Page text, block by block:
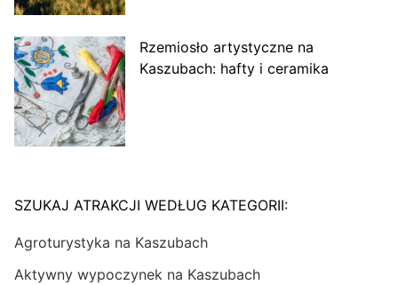
Rzemiosło artystyczne na
Kaszubach: hafty i ceramika
SZUKAJ ATRAKCJI WEDŁUG KATEGORII:
Agroturystyka na Kaszubach
Aktywny wypoczynek na Kaszubach